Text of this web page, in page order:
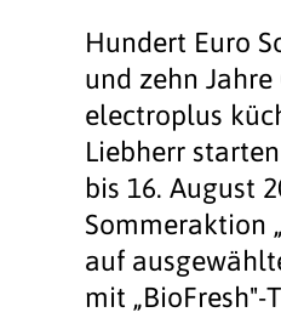
Hundert Euro
und zehn Jahre
electroplus
Liebherr
bis 16. August
Sommeraktion
auf
mit „BioFresh"-